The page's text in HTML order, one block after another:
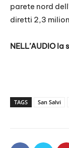
parete nord
diretti 2,3
NELL’AUDIO
TAGS San Salvi